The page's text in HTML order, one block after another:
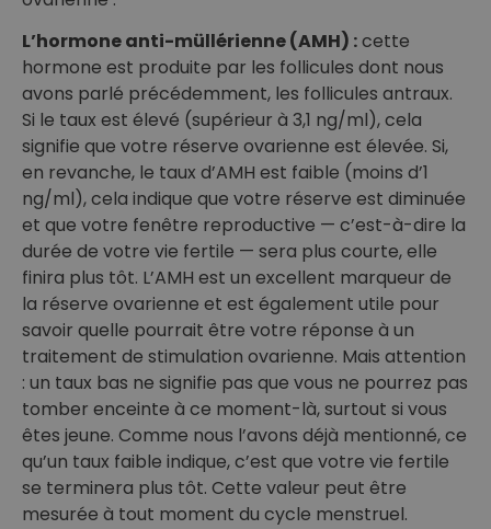
L’hormone anti-müllérienne (AMH) :cette
hormone est produite par les follicules dont nous
avons parlé précédemment, les follicules antraux.
Si le taux est élevé (supérieur à 3,1 ng/ml), cela
signifie que votre réserve ovarienne est élevée. Si,
en revanche, le taux d’AMH est faible (moins d’1
ng/ml), cela indique que votre réserve est diminuée
et que votre fenêtre reproductive — c’est-à-dire la
durée de votre vie fertile — sera plus courte, elle
finira plus tôt. L’AMH est un excellent marqueur de
la réserve ovarienne et est également utile pour
savoir quelle pourrait être votre réponse à un
traitement de stimulation ovarienne. Mais attention
: un taux bas ne signifie pas que vous ne pourrez pas
tomber enceinte à ce moment-là, surtout si vous
êtes jeune. Comme nous l’avons déjà mentionné, ce
qu’un taux faible indique, c’est que votre vie fertile
se terminera plus tôt. Cette valeur peut être
mesurée à tout moment du cycle menstruel.